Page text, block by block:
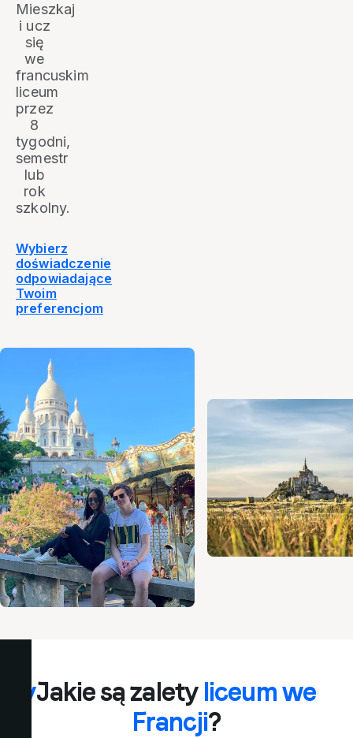
Mieszkaj
i ucz
się
we
francuskim
liceum
przez
8
tygodni,
semestr
lub
rok
szkolny.
Wybierz
doświadczenie
odpowiadające
Twoim
preferencjom
WyJakie są zalety liceum we
Francji?